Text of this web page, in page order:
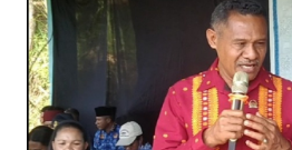
BAJO
OPINI
Informasi